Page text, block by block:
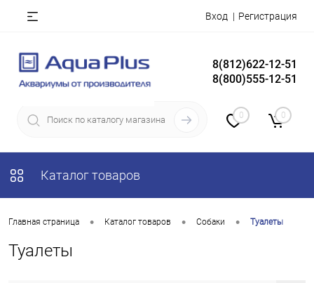
Вход Регистрация
8(812)622-12-51
8(800)555-12-51
0 0
Каталог товаров
Главная страница • Каталог товаров • Собаки • Туалеты
Туалеты